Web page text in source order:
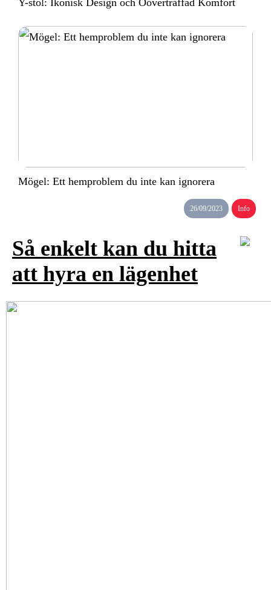
Y-stol: Ikonisk Design och Oöverträffad Komfort
Mögel: Ett hemproblem du inte kan ignorera
26/09/2023 Info
Så enkelt kan du hitta
att hyra en lägenhet